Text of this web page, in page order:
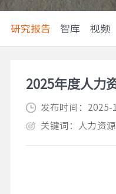
研究报告 智库 视频
2025年度人力
发布时间：2025-
关键词：人力资